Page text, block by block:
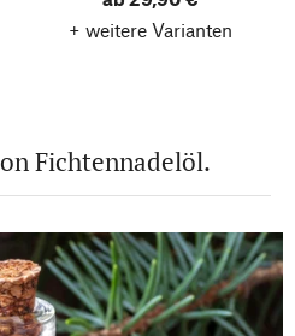
+ weitere Varianten
Fichtennadelöl.